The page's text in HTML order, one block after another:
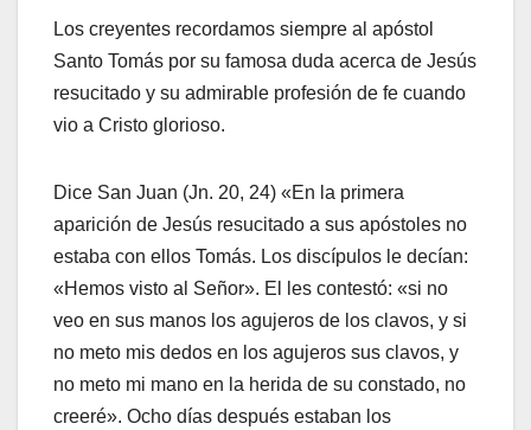
Los creyentes recordamos siempre al apóstol
Santo Tomás por su famosa duda acerca de Jesús
resucitado y su admirable profesión de fe cuando
vio a Cristo glorioso.
Dice San Juan (Jn. 20, 24) «En la primera
aparición de Jesús resucitado a sus apóstoles no
estaba con ellos Tomás. Los discípulos le decían:
«Hemos visto al Señor». El les contestó: «si no
veo en sus manos los agujeros de los clavos, y si
no meto mis dedos en los agujeros sus clavos, y
no meto mi mano en la herida de su constado, no
creeré». Ocho días después estaban los